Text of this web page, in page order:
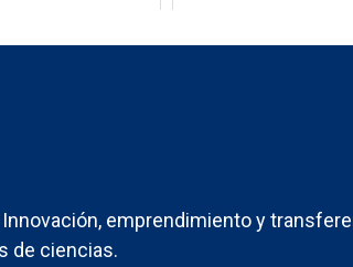
emprendimiento y
de ciencias.